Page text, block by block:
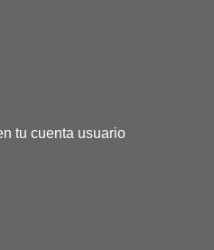
tu cuenta usuario